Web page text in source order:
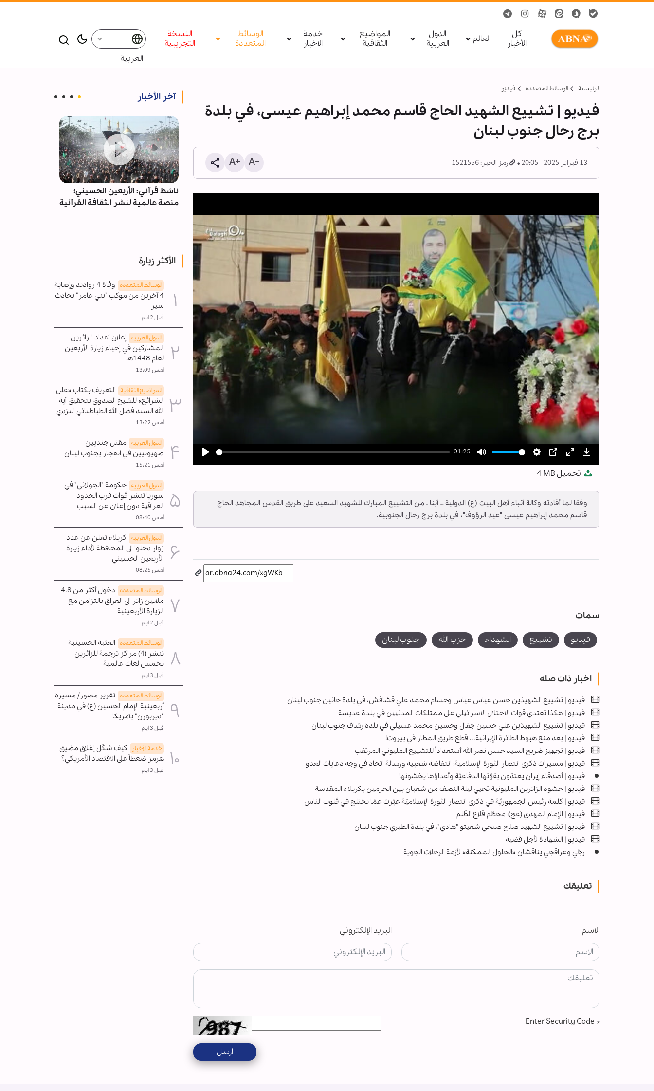
کل
الأخبار
العالم
الدول
العربیة
المواضيع
الثقافية
خدمة
الاخبار
الوسائط
المتعددة
النسخة
التجريبية
العربية
الرئيسية الوسائط المتعدده فیدیو
فيديو | تشييع الشهيد الحاج قاسم محمد إبراهيم عيسى، في بلدة
برج رحال جنوب لبنان
13 فبراير 2025 - 20:05 رمز الخبر: 1521556
Play
01:25
Mute Settings
PIP Enter
fullscreen
Download
تحميل 4 MB
وفقا لما أفادته وكالة أنباء أهل البيت (ع) الدولية ــ أبنا ـ من التشييع المبارك للشهيد السعيد على طريق القدس المجاهد الحاج
قاسم محمد إبراهيم عيسى "عبد الرؤوف"، في بلدة برج رحال الجنوبية.
سمات
فیدیو تشييع الشهداء حزب الله جنوب لبنان
اخبار ذات صله
فيديو | تشييع الشهيدَين حسن عباس عباس وحسام محمد علي قشاقش، في بلدة حانين جنوب لبنان
فيديو | هكذا تعتدي قوات الاحتلال الاسرائيلي على ممتلكات المدنيين في بلدة عديسة
فيديو | تشييع الشهيدَين علي حسين جفال وحسين محمد عسيلي في بلدة رشاف جنوب لبنان
فيديو | بعد منع هبوط الطائرة الإيرانية... قطع طريق المطار في بيروت!
فيديو | تجهيز ضريح السيد حسن نصر الله أستعداداً للتشييع المليوني المرتقب
فيديو | مسيرات ذكرى انتصار الثورة الإسلامية: انتفاضة شعبية ورسالة اتحاد في وجه دعايات العدو
فيديو | أصدقاء إيران يعتدّون بقوّتها الدفاعيّة وأعداؤها يخشونها
فیديو | حشود الزائرين المليونية تحيي ليلة النصف من شعبان بين الحرمين بكربلاء المقدسة
فيديو | كلمة رئيس الجمهوريّة في ذكرى انتصار الثورة الإسلاميّة عبّرت عمّا يختلج في قلوب الناس
فيديو | الإمام المهدي (عج)؛ محطّم قلاع الظّلم
فيديو | تشييع الشهيد صلاح صبحي شعيتو "هادي"، في بلدة الطيري جنوب لبنان
فيديو | الشهادة لأجل قضية
رجّي وعراقجي يناقشان «الحلول الممكنة» لأزمة الرحلات الجوية
تعليقك
الاسم البريد الإلكتروني
*
ارسل
آخر الأخبار
تقرير مصور/ قاعة الإمام الحسن
السنوي لزائري الأربعين من قارة
ناشط قرآني: الأربعين الحسيني؛
منصة عالمية لنشر الثقافة القرآنية
الأكثر زيارة
الوسائط المتعدده
وفاة 4 رواديد وإصابة
4 آخرين من موكب "بني عامر" بحادث
سير
قبل 2 ايام
الدول العربیه إعلان أعداد الزائرين
المشاركين في إحياء زيارة الأربعين
لعام 1448هـ
أمس 13:09
المواضیع الثقافية التعريف بكتاب «علل
الشرائع» للشيخ الصدوق بتحقيق آية
الله السيد فضل الله الطباطبائي اليزدي
أمس 13:22
الدول العربیه مقتل جنديين
صهيونيين في انفجار بجنوب لبنان
أمس 15:21
الدول العربیه حكومة "الجولاني" في
سوريا تنشر قوات قرب الحدود
العراقية دون إعلان عن السبب
أمس 08:40
الدول العربیه كربلاء تعلن عن عدد
زوار دخلوا الى المحافظة لأداء زيارة
الأربعين الحسيني
أمس 08:25
الوسائط المتعدده
دخول أكثر من 4.8
ملايين زائر الى العراق بالتزامن مع
الزيارة الأربعينية
قبل 2 ايام
الوسائط المتعدده العتبة الحسينية
تنشر (4) مراكز ترجمة للزائرين
بخمس لغات عالمية
قبل 3 ايام
الوسائط المتعدده تقرير مصور/ مسيرة
أربعينية الإمام الحسين (ع) في مدينة
"ديربورن" بأمريكا
قبل 3 ايام
خدمة الأخبار
كيف شكّل إغلاق مضيق
هرمز ضغطاً على الاقتصاد الأمريكي؟
قبل 3 ايام